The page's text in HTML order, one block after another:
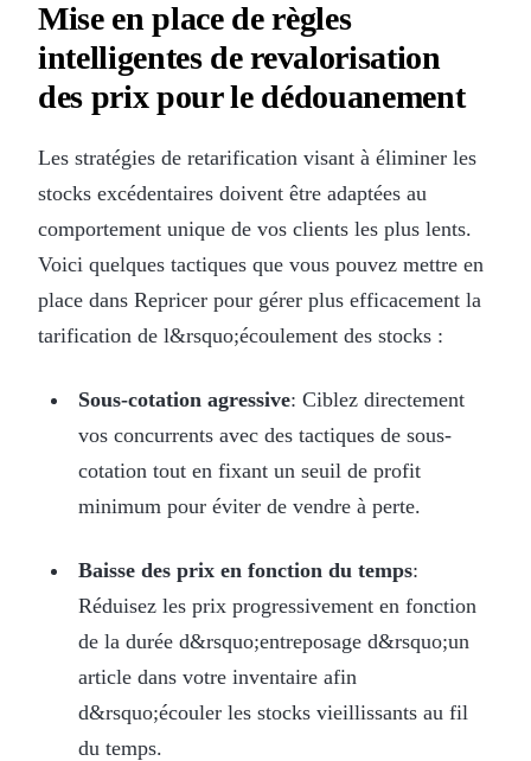
Mise en place de règles
intelligentes de revalorisation
des prix pour le dédouanement
Les stratégies de retarification visant à éliminer les
stocks excédentaires doivent être adaptées au
comportement unique de vos clients les plus lents.
Voici quelques tactiques que vous pouvez mettre en
place dans Repricer pour gérer plus efficacement la
tarification de l&rsquo;écoulement des stocks :
Sous-cotation agressive: Ciblez directement
vos concurrents avec des tactiques de sous-
cotation tout en fixant un seuil de profit
minimum pour éviter de vendre à perte.
Baisse des prix en fonction du temps:
Réduisez les prix progressivement en fonction
de la durée d&rsquo;entreposage d&rsquo;un
article dans votre inventaire afin
d&rsquo;écouler les stocks vieillissants au fil
du temps.